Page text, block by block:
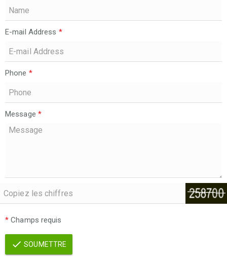
E-mail Address *
Phone *
Message *
* Champs requis
SOUMETTRE